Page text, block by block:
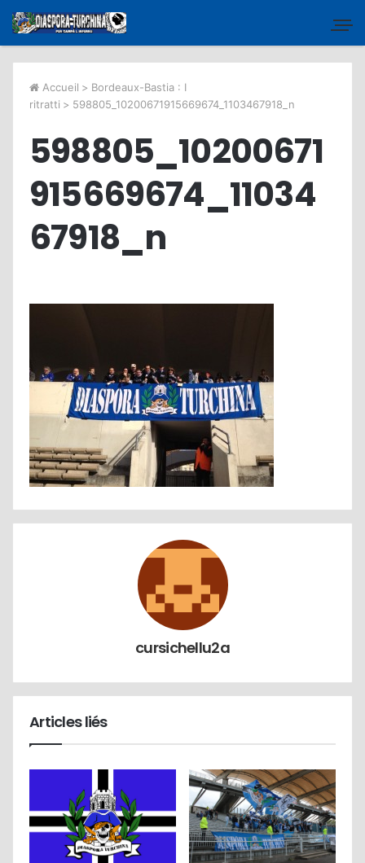
Accueil > Bordeaux-Bastia : I
ritratti > 598805_10200671915669674_1103467918_n
598805_10200671
915669674_11034
67918_n
cursichellu2a
Articles liés